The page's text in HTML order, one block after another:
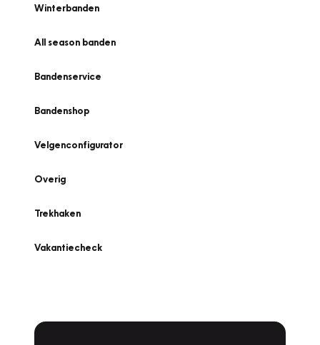
Winterbanden
All season banden
Bandenservice
Bandenshop
Velgenconfigurator
Overig
Trekhaken
Vakantiecheck